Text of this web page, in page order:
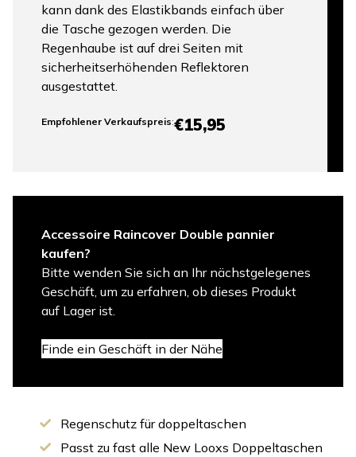
kann dank des Elastikbands einfach über
die Tasche gezogen werden. Die
Regenhaube ist auf drei Seiten mit
sicherheitserhöhenden Reflektoren
ausgestattet.
Empfohlener Verkaufspreis:€15,95
Accessoire Raincover Double pannier
kaufen?
Bitte wenden Sie sich an Ihr nächstgelegenes
Geschäft, um zu erfahren, ob dieses Produkt
auf Lager ist.
Finde ein Geschäft in der Nähe
Regenschutz für doppeltaschen
Passt zu fast alle New Looxs Doppeltaschen